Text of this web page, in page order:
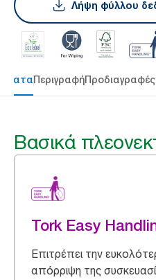
Λήψη φύλλου
Περιγραφή
Βασικά
Tork Easy
Επιτρέπει την
απόρριψη της